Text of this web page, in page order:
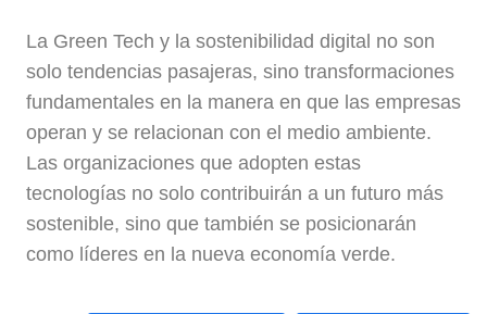
La Green Tech y la sostenibilidad digital no son
solo tendencias pasajeras, sino transformaciones
fundamentales en la manera en que las empresas
operan y se relacionan con el medio ambiente.
Las organizaciones que adopten estas
tecnologías no solo contribuirán a un futuro más
sostenible, sino que también se posicionarán
como líderes en la nueva economía verde.